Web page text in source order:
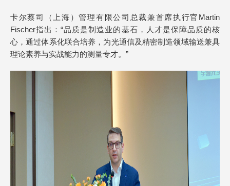
卡尔蔡司（上海）管理有限公司总裁兼首席执行官Martin
Fischer指出：“品质是制造业的基石，人才是保障品质的核
心，通过体系化联合培养，为光通信及精密制造领域输送兼具
理论素养与实战能力的测量专才。”